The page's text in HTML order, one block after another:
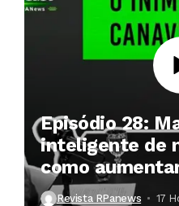
Episódio 28:
inteligente de
como
produtividade
Revista RPanews 17